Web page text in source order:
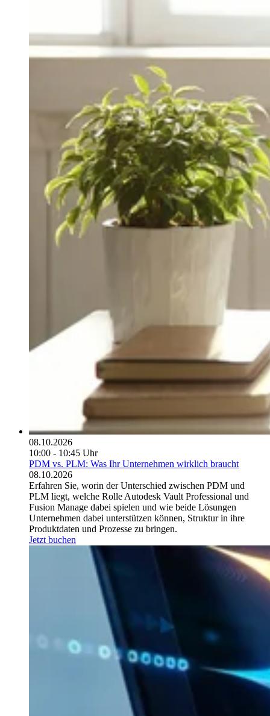
08.10.2026
10:00 - 10:45 Uhr
PDM vs. PLM: Was Ihr Unternehmen wirklich braucht
08.10.2026
Erfahren Sie, worin der Unterschied zwischen PDM und
PLM liegt, welche Rolle Autodesk Vault Professional und
Fusion Manage dabei spielen und wie beide Lösungen
Unternehmen dabei unterstützen können, Struktur in ihre
Produktdaten und Prozesse zu bringen.
Jetzt buchen